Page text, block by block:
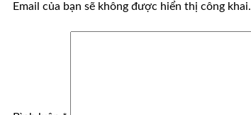
Email của bạn sẽ không được hiển thị công khai.